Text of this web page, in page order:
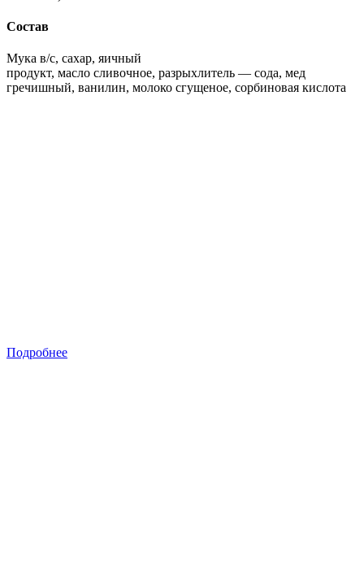
Состав
Мука в/с, сахар, яичный
продукт, масло сливочное, разрыхлитель — сода, мед
гречишный, ванилин, молоко сгущеное, сорбиновая кислота
Подробнее